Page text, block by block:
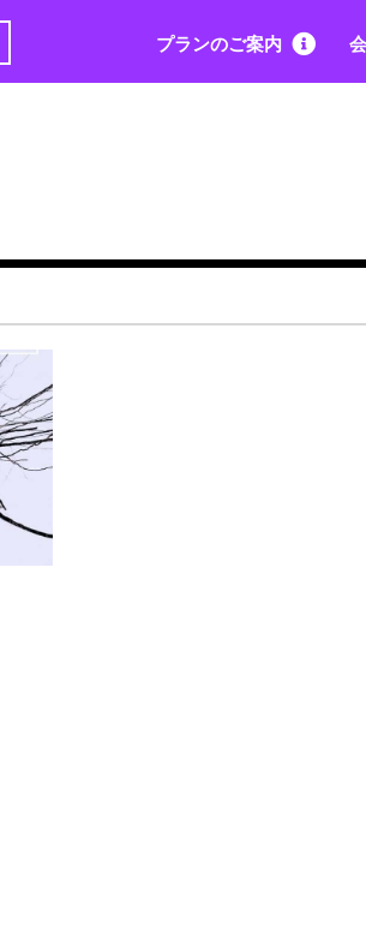
プランのご案内